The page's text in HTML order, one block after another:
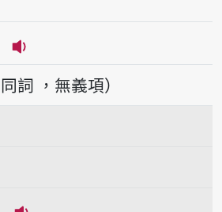
播放音讀kau-khu
詞 ，無義項）